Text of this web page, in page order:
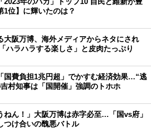
1位】に輝いたのは？
大阪万博、海外メディアからネタにされ
ハラハラする楽しさ」と皮肉たっぷり
国費負担1兆円超」でかすむ経済効果…“逃
村知事は「国開催」強調のトホホ
ねん！」大阪万博は赤字必至…「国vs府」
つけ合いの醜悪バトル